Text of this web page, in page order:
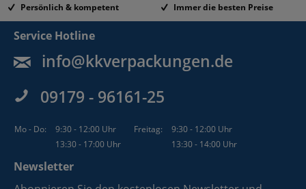
Persönlich & kompetent
Immer die besten Preise
Service Hotline
info@kkverpackungen.de
09179 - 96161-25
Mo - Do: 9:30 - 12:00 Uhr Freitag:
9:30 - 12:00 Uhr
13:30 - 17:00 Uhr
13:30 - 14:00 Uhr
Newsletter